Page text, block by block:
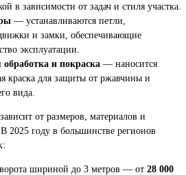
в зависимости от задач и стиля участка.
— устанавливаются петли,
и замки, обеспечивающие
эксплуатации.
и покраска — наносится
краска для защиты от ржавчины и
вида.
от размеров, материалов и
2025 году в большинстве регионов
шириной до 3 метров — от 28 000